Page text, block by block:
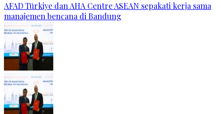
AFAD Türkiye dan AHA Centre ASEAN sepakati kerja sama
manajemen bencana di Bandung